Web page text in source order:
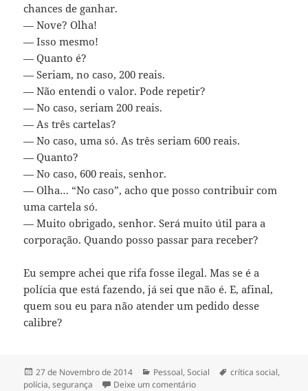
chances de ganhar.
— Nove? Olha!
— Isso mesmo!
— Quanto é?
— Seriam, no caso, 200 reais.
— Não entendi o valor. Pode repetir?
— No caso, seriam 200 reais.
— As três cartelas?
— No caso, uma só. As três seriam 600 reais.
— Quanto?
— No caso, 600 reais, senhor.
— Olha… “No caso”, acho que posso contribuir com
uma cartela só.
— Muito obrigado, senhor. Será muito útil para a
corporação. Quando posso passar para receber?
Eu sempre achei que rifa fosse ilegal. Mas se é a
polícia que está fazendo, já sei que não é. E, afinal,
quem sou eu para não atender um pedido desse
calibre?
Publicado
a
27 de Novembro de 2014 Categorias
Pessoal,Social Etiquetas
crítica social,
polícia,segurança Deixe um comentáriosobre Ação entre Amigos